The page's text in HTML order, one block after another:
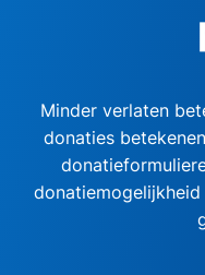
Minder verlaten
donaties